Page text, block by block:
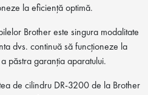
la eficiență optimă.
Brother este singura modalitate
dvs. continuă să funcționeze la
păstra garanția aparatului.
de cilindru DR-3200 de la Brother